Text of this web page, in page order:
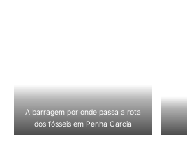
A barragem por onde passa a rota
dos fósseis em Penha Garcia